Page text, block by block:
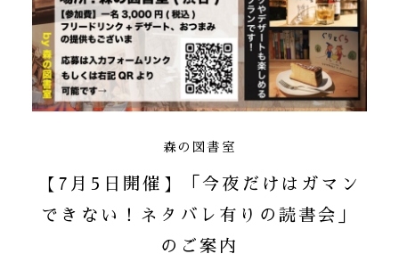
森の図書室
【7月5日開催】「今夜だけはガマン
できない！ネタバレ有りの読書会」
のご案内